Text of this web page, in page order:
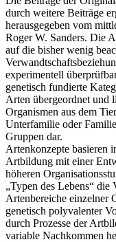
durch weitere Beiträge
herausgegeben vom
Roger W. Sanders. Die
auf die bisher wenig
experimentell
genetisch fundierte
Arten übergeordnet und
Organismen aus dem
Unterfamilie oder
Gruppen dar.
Artenkonzepte basieren
Artbildung mit einer
höheren
„Typen des Lebens“
Artenbereiche einzelner
genetisch polyvalenter
durch Prozesse der
variable Nachkommen